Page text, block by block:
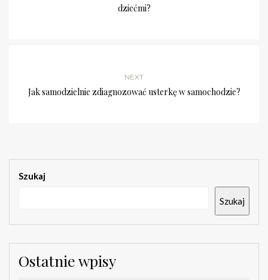
dziećmi?
NEXT
Jak samodzielnie zdiagnozować usterkę w samochodzie?
Szukaj
Szukaj
Ostatnie wpisy